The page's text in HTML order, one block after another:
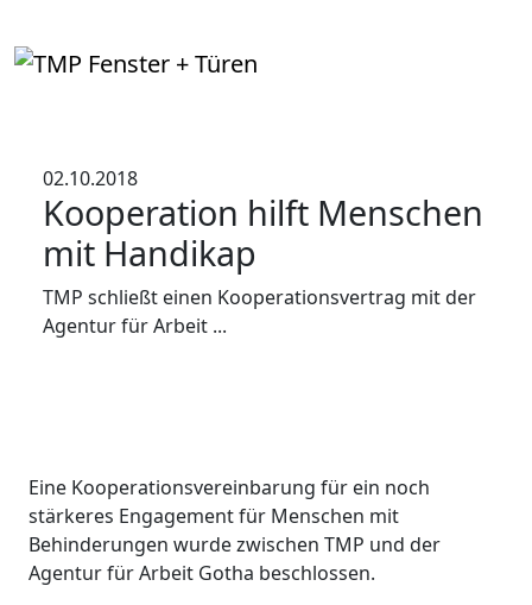
02.10.2018
Kooperation hilft Menschen
mit Handikap
TMP schließt einen Kooperationsvertrag mit der
Agentur für Arbeit ...
Eine Kooperationsvereinbarung für ein noch
stärkeres Engagement für Menschen mit
Behinderungen wurde zwischen TMP und der
Agentur für Arbeit Gotha beschlossen.